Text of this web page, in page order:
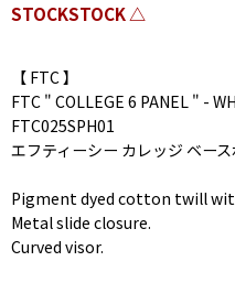
STOCKSTOCK △
【 FTC 】
FTC " COLLEGE 6 PANEL " -
FTC025SPH01
エフティーシー カレッジ ベー
Pigment dyed cotton twill
Metal slide closure.
Curved visor.